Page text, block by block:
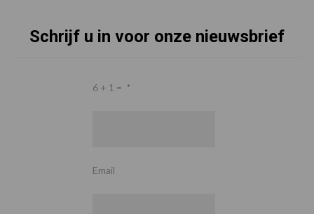
Schrijf u in voor onze nieuwsbrief
6 + 1 = *
Email